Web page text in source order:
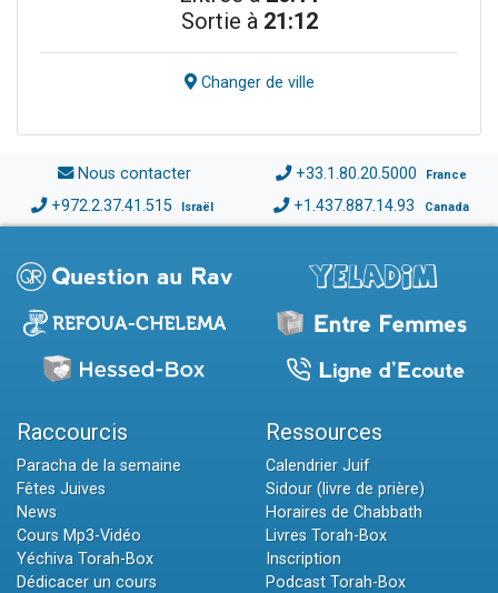
Sortie à 21:12
Changer de ville
Nous contacter +33.1.80.20.5000 France
+972.2.37.41.515 Israël +1.437.887.14.93 Canada
Raccourcis
Paracha de la semaine
Fêtes Juives
News
Cours Mp3-Vidéo
Yéchiva Torah-Box
Dédicacer un cours
Ressources
Calendrier Juif
Sidour (livre de prière)
Horaires de Chabbath
Livres Torah-Box
Inscription
Podcast Torah-Box